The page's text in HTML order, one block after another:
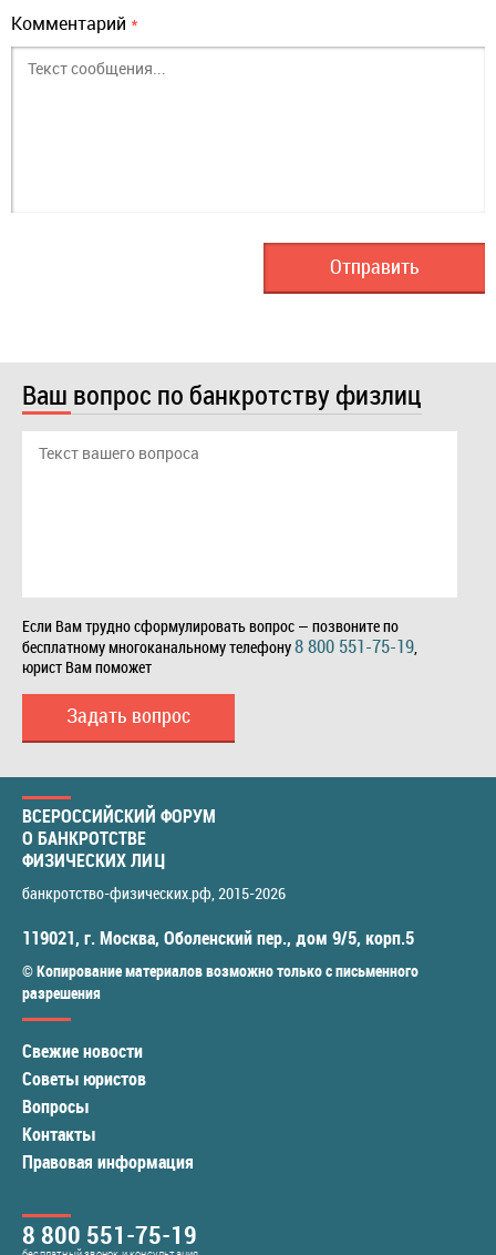
Комментарий *
Ваш вопрос по банкротству физлиц
Если Вам трудно сформулировать вопрос — позвоните по
бесплатному многоканальному телефону8 800 551-75-19,
юрист Вам поможет
Задать вопрос
ВСЕРОССИЙСКИЙ ФОРУМ
О БАНКРОТСТВЕ
ФИЗИЧЕСКИХ ЛИЦ
банкротство-физических.рф, 2015-2026
119021, г. Москва, Оболенский пер., дом 9/5, корп.5
© Копирование материалов возможно только с письменного
разрешения
Свежие новости
Советы юристов
Вопросы
Контакты
Правовая информация
8 800 551-75-19